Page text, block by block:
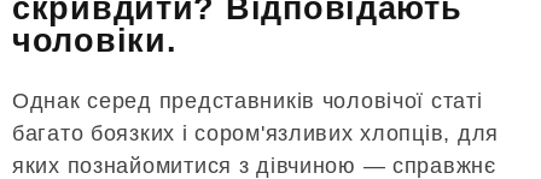
скривдити? Відповідають
чоловіки.
Однак серед представників чоловічої статі
багато боязких і сором'язливих хлопців, для
яких познайомитися з дівчиною — справжнє